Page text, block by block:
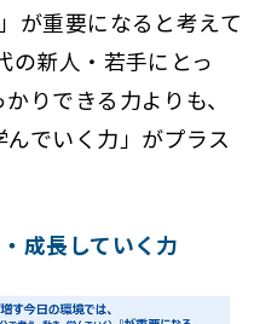
が重要になると考えて
の新人・若手にとっ
りできる力よりも、
んでいく力」がプラス
成長していく力